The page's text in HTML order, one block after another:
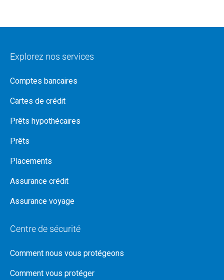
Explorez nos services
Comptes bancaires
Cartes de crédit
Prêts hypothécaires
Prêts
Placements
Assurance crédit
Assurance voyage
Centre de sécurité
Comment nous vous protégeons
Comment vous protéger